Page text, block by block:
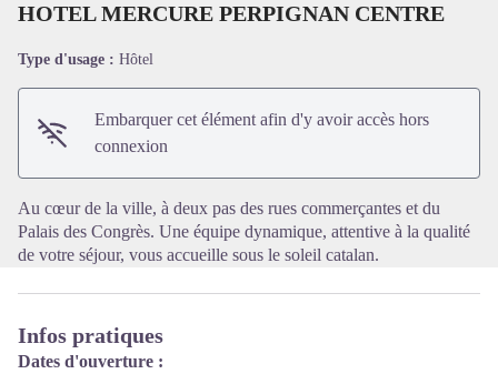
Voir l'image en plein écran
HOTEL MERCURE PERPIGNAN CENTRE
Type d'usage : Hôtel
Embarquer cet élément afin d'y avoir accès hors
connexion
Au cœur de la ville, à deux pas des rues commerçantes et du
Palais des Congrès. Une équipe dynamique, attentive à la qualité
de votre séjour, vous accueille sous le soleil catalan.
Infos pratiques
Dates d'ouverture :